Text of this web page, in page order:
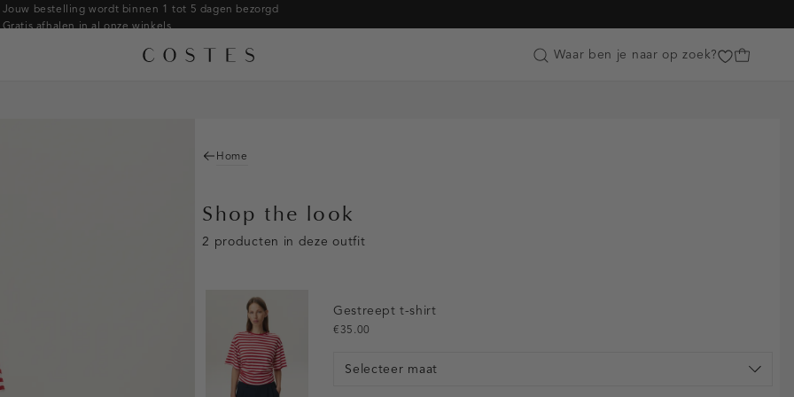
Jouw bestelling wordt binnen 1 tot 5 dagen bezorgd
Gratis afhalen in al onze winkels
Betaal zoals jij wilt: o.a. iDEAL | Wero, Riverty, Apple pay & creditcard
Customer Care
Waar ben je naar op zoek?
Home
Shop the look
2 producten in deze outfit
Gestreept t-shirt
€35.00
Selecteer maat